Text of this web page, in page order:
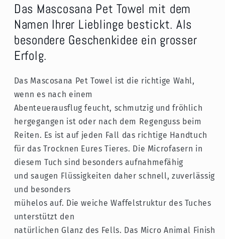
saugstarkes
Handtuch
für
Hunde,
Katzen
und
-
in
grau
farbiger
Beschriftung
saugstarkes
Handtuch
für
Hunde,
in
grau
mit
farbiger
Beschriftung
Das Mascosana Pet Towel mit dem
Namen Ihrer Lieblinge bestickt. Als
besondere Geschenkidee ein grosser
Erfolg.
Das Mascosana Pet Towel ist die richtige Wahl,
wenn es nach einem
Abenteuerausflug feucht, schmutzig und fröhlich
hergegangen ist oder nach dem Regenguss beim
Reiten. Es ist auf jeden Fall das richtige Handtuch
für das Trocknen Eures Tieres. Die Microfasern in
diesem Tuch sind besonders aufnahmefähig
und saugen Flüssigkeiten daher schnell, zuverlässig
und besonders
mühelos auf. Die weiche Waffelstruktur des Tuches
unterstützt den
natürlichen Glanz des Fells. Das Micro Animal Finish